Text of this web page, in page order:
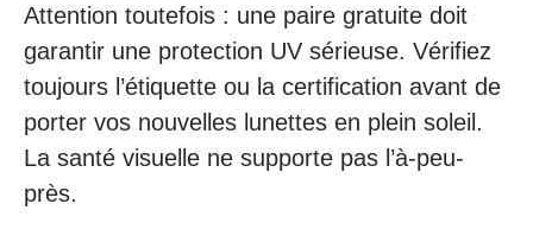
Attention toutefois : une paire gratuite doit
garantir une protection UV sérieuse. Vérifiez
toujours l’étiquette ou la certification avant de
porter vos nouvelles lunettes en plein soleil.
La santé visuelle ne supporte pas l’à-peu-
près.